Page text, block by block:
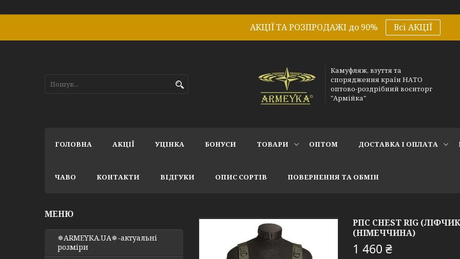
АКЦІЇ ТА РОЗПРОДАЖІ до 90% Всі АКЦІЇ
Камуфляж, взуття та
спорядження країн НАТО
оптово-роздрібний воєнторг
"Армійка"
ГОЛОВНА АКЦІЇ УЦІНКА БОНУСИ ТОВАРИ ОПТОМ ДОСТАВКА І ОПЛАТА
ЧАВО КОНТАКТИ ВІДГУКИ ОПИС СОРТІВ ПОВЕРНЕННЯ ТА ОБМІН
РПС CHEST RIG
(НІМЕЧЧИНА)
1 460 ₴
✵ARMEYKA.UA✵-актуальні
розміри